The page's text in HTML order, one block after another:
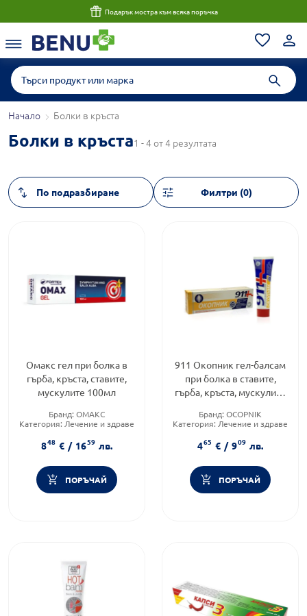
Подарък мостра към всяка поръчка
Начало Болки в кръста
Болки в кръста1 - 4 от 4 резултата
Филтри (0)
Омакс гел при болка в
гърба, кръста, ставите,
мускулите 100мл
Бранд: ОМАКС
Категория: Лечение и здраве
848 € / 1659 лв.
ПОРЪЧАЙ
911 Окопник гел-балсам
при болка в ставите,
гърба, кръста, мускулите
Бранд: OCOPNIK
Категория: Лечение и здраве
465 € / 909 лв.
ПОРЪЧАЙ